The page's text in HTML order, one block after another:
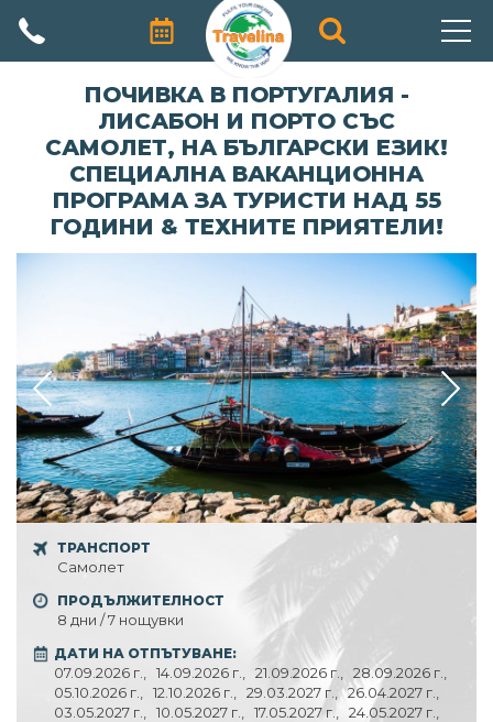
АВТОРСКИ ПРОГРАМИ
ПРОМОЦИИ
ПОЧИВКИ
ЕКЗОТИЧНИ ПЪТУВАНИЯ
КРУИЗИ
ЗА НАС
ПОЧИВКА В ПОРТУГАЛИЯ -
ЛИСАБОН И ПОРТО СЪС
САМОЛЕТ, НА БЪЛГАРСКИ ЕЗИК!
СПЕЦИАЛНА ВАКАНЦИОННА
ПРОГРАМА ЗА ТУРИСТИ НАД 55
ГОДИНИ & ТЕХНИТЕ ПРИЯТЕЛИ!
ТРАНСПОРТ
Самолет
ПРОДЪЛЖИТЕЛНОСТ
8 дни / 7 нощувки
ДАТИ НА ОТПЪТУВАНЕ:
07.09.2026 г., 14.09.2026 г., 21.09.2026 г., 28.09.2026 г.,
05.10.2026 г., 12.10.2026 г., 29.03.2027 г.,26.04.2027 г.,
03.05.2027 г., 10.05.2027 г., 17.05.2027 г., 24.05.2027 г.,